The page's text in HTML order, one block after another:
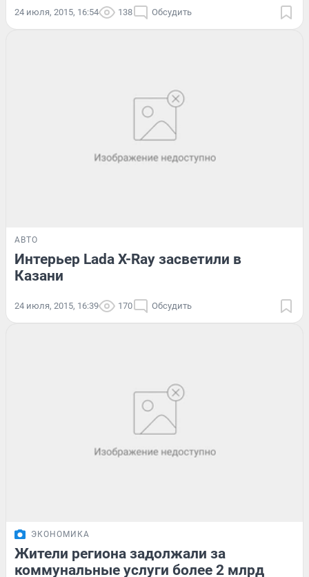
24 июля, 2015, 16:54 138 Обсудить
АВТО
Интерьер Lada X-Ray засветили в
Казани
24 июля, 2015, 16:39 170 Обсудить
ЭКОНОМИКА
Жители региона задолжали за
коммунальные услуги более 2 млрд